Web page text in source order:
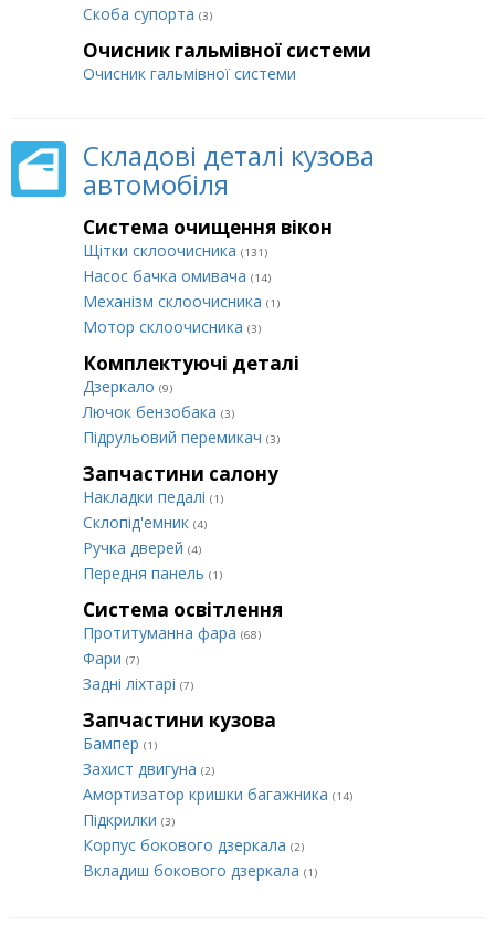
Cкоба супорта (3)
Очисник гальмівної системи
Очисник гальмівної системи
Складові деталі кузова
автомобіля
Система очищення вікон
Щітки склоочисника (131)
Насос бачка омивача (14)
Механізм склоочисника (1)
Мотор склоочисника (3)
Комплектуючі деталі
Дзеркало (9)
Лючок бензобака (3)
Підрульовий перемикач (3)
Запчастини салону
Накладки педалі (1)
Склопід'емник (4)
Ручка дверей (4)
Передня панель (1)
Система освітлення
Протитуманна фара (68)
Фари (7)
Задні ліхтарі (7)
Запчастини кузова
Бампер (1)
Захист двигуна (2)
Амортизатор кришки багажника (14)
Підкрилки (3)
Корпус бокового дзеркала (2)
Вкладиш бокового дзеркала (1)